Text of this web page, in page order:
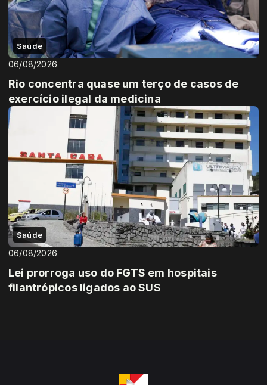
Saúde
06/08/2026
Rio concentra quase um terço de casos de
exercício ilegal da medicina
Saúde
06/08/2026
Lei prorroga uso do FGTS em hospitais
filantrópicos ligados ao SUS